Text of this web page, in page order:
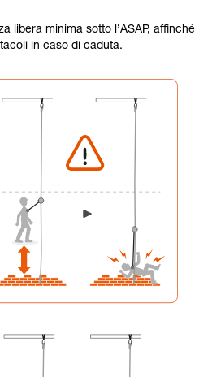
tecnica per poter
ulteriori informazioni.
un addestramento specifico.
un professionista la vostra
la manovra, da soli, in piena
di tecniche relative alla vostra
esistere altre che non
libera minima sotto l’ASAP, affinché
in caso di caduta.